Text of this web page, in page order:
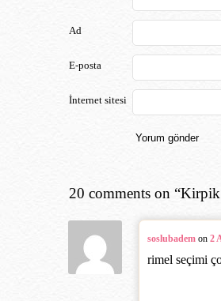
Ad
E-posta
İnternet sitesi
20 comments on “Kirpik
soslubadem on 2
rimel seçimi